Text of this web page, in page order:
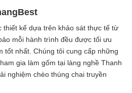
thiết kế dựa trên khảo sát thực tế từ
mỗi hành trình đều được tối ưu
tốt nhất. Chúng tôi cung cấp những
gia làm gốm tại làng nghề Thanh
nghiệm chèo thúng chai truyền